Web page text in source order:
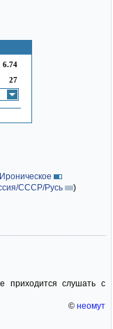
6.74
27
Ироническое
СССР/Русь
)
приходится слушать с
© неомут